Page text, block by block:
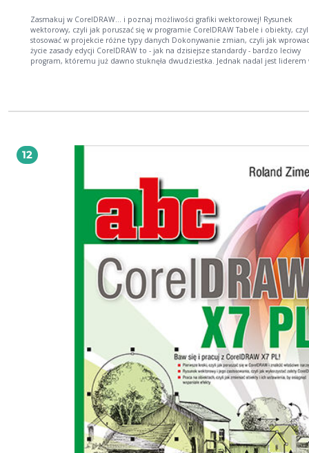
Zasmakuj w CorelDRAW… i poznaj możliwości grafiki wektorowej! Rysunek
wektorowy, czyli jak poruszać się w programie CorelDRAW Tabele i obiekty,
stosować w projekcie różne typy danych Dokonywanie zmian, czyli jak
życie zasady edycji CorelDRAW to - jak na dzisiejsze standardy - bardzo leciwy
program, któremu już dawno stuknęła dwudziestka. Jednak nadal jest liderem
wersji X6 mamy m.in. obsługę 64-bitowych systemów operacyjnych, większe
skrócony, lecz precyzyjny opis najnowszej wersji CorelDRAW. Niezależnie od
jesteś starym wyjadaczem, czy też właśnie próbujesz rozgryźć sposób działania
programu, ABC CorelDRAW X6 PL bardzo Ci się przyda. Dzięki tej publikacji
nauczysz się projektować z użyciem rysunku wektorowego, wprowadzać tekst i
wypełnienia i jak pracować z warstwami. Z pewnością zachwyci Cię także
zastosowania przeróżnych efektów, choćby takich jak przezroczystość,
zniekształcenie, soczewka. Na co czekasz? Jak najprędzej wypróbuj CorelDRAW
Pierwsze kroki Podstawy rysunku wektorowego Praca z tekstem i tabelami
Wypełnienia i kontury Precyzyjne rysowanie Edycja krzywych Modyfikacje
Praca z bitmapami Efekty i warstwy CorelDRAW X6 - Twoja droga do znakomitych
12